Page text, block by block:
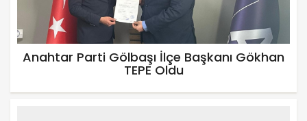
Anahtar Parti Gölbaşı İlçe Başkanı Gökhan
TEPE Oldu